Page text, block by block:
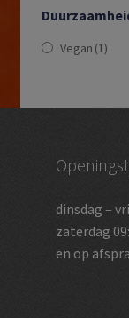
Vegan (1)
dinsdag –
zaterdag
en op